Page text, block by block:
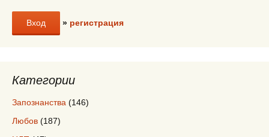
» регистрация
Категории
Запознанства (146)
Любов (187)